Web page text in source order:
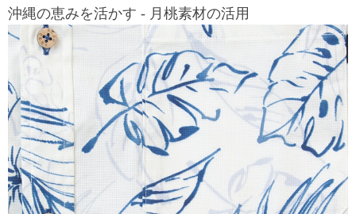
沖縄の恵みを活かす - 月桃素材の活用